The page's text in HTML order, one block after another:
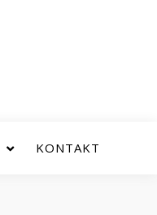
KONTAKT